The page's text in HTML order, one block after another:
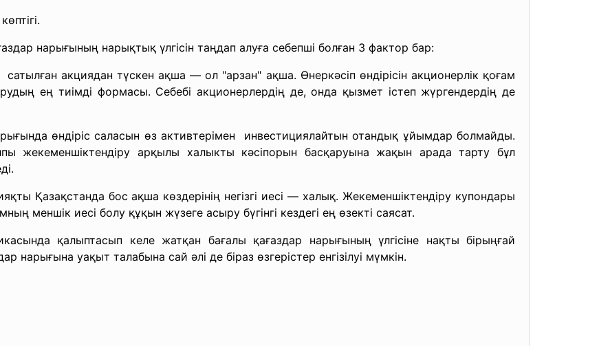
нарығының нарықтық үлгісін таңдап алуға себепші болған 3 фактор бар:
акциядан түскен ақша — ол "арзан" ақша. Өнеркәсіп өндірісін акционерлік қоғам
ең тиімді формасы. Себебі акционерлердің де, онда қызмет істеп жүргендердің де
өндіріс саласын өз активтерімен инвестициялайтын отандық ұйымдар болмайды.
жекеменшіктендіру арқылы халыкты кәсіпорын басқаруына жақын арада тарту бұл
Қазақстанда бос ақша көздерінің негізгі иесі — халық. Жекеменшіктендіру купондары
меншік иесі болу құқын жүзеге асыру бүгінгі кездегі ең өзекті саясат.
қалыптасып келе жатқан бағалы қағаздар нарығының үлгісіне нақты бірыңғай
нарығына уақыт талабына сай әлі де біраз өзгерістер енгізілуі мүмкін.